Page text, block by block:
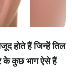
होतेहैंजिन्हेंतिल
केकुछभागऐसेहैं